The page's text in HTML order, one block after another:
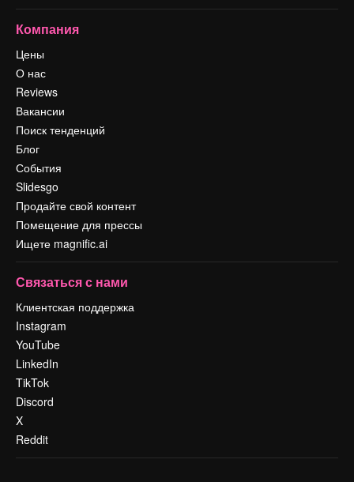
Компания
Цены
О нас
Reviews
Вакансии
Поиск тенденций
Блог
События
Slidesgo
Продайте свой контент
Помещение для прессы
Ищете magnific.ai
Связаться с нами
Клиентская поддержка
Instagram
YouTube
LinkedIn
TikTok
Discord
X
Reddit